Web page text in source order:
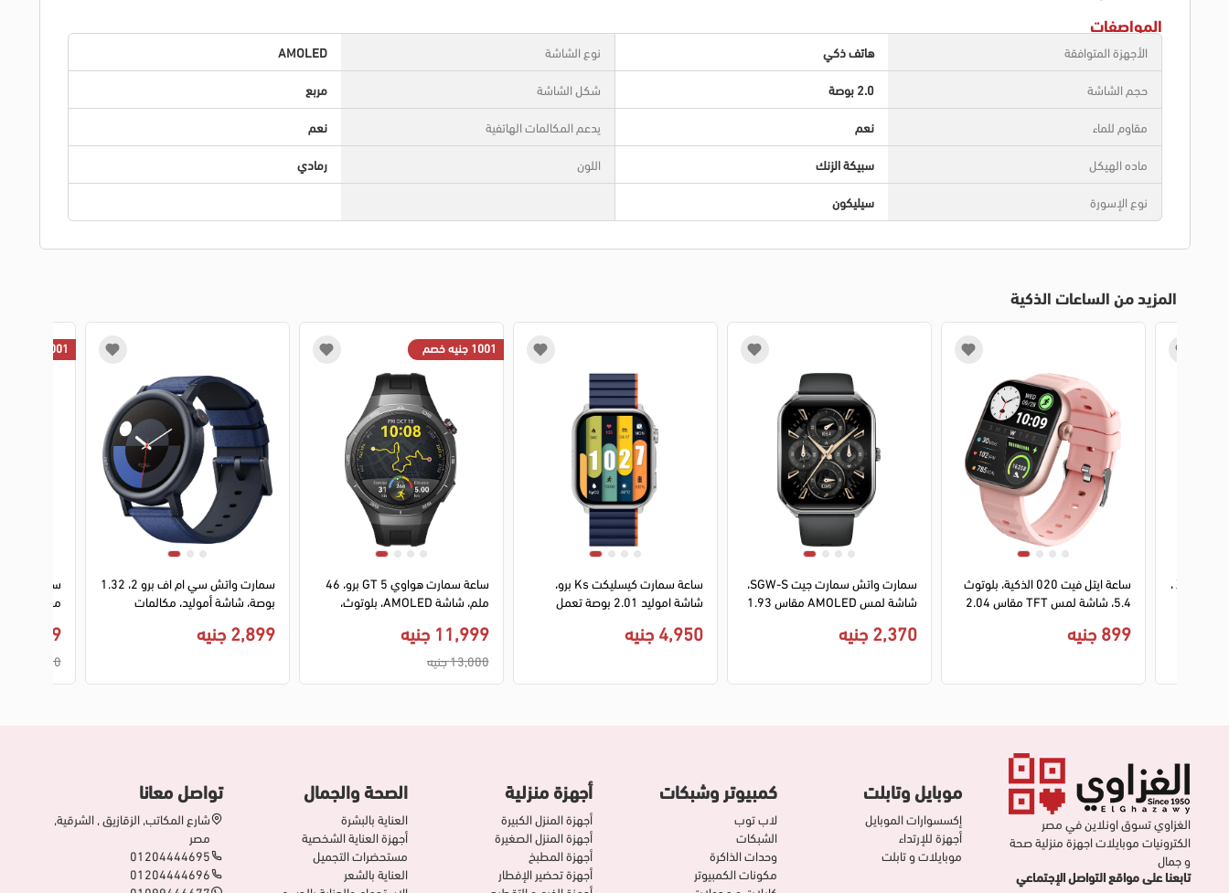
المواصفات
الأجهزة المتوافقة هاتف ذكي نوع الشاشة
AMOLED
حجم الشاشة
2.0 بوصة شكل الشاشة
مربع
مقاوم للماء
نعم يدعم المكالمات الهاتفية
نعم
ماده الهيكل
سبيكة الزنك اللون
رمادي
نوع الإسورة
سيليكون
المزيد من الساعات الذكية
1001 جنيه خصم
JNA-B29
19,999 جنيه
21,000 جنيه
سمارت واتش سي ام اف برو 2، 1.32
بوصة، شاشة أموليد، مكالمات
2,899 جنيه
1001 جنيه خصم
ساعة سمارت هواوي GT 5 برو، 46
ملم، شاشة AMOLED، بلوتوث،
الفلوري، أسود، VLI-B29
11,999 جنيه
13,000 جنيه
ساعة سمارت كيسليكت Ks برو،
شاشة اموليد 2.01 بوصة تعمل
بلوتوث، ازرق×فضي
4,950 جنيه
سمارت واتش سمارت جيت SGW-S،
شاشة لمس AMOLED مقاس 1.93
2,370 جنيه
ساعة ايتل فيت 020 الذكية، بلوتوث
5.4، شاشة لمس TFT مقاس 2.04
بطارية 220 مللي أمبير، لون ذهبي
899 جنيه
ساعة انفينيكس الذكية XWatch N4 ،
1 2 1 2 1 2 1 2 1 2
الغزاوي تسوق اونلاين في مصر
الكترونيات موبايلات اجهزة منزلية صحة
و جمال
تابعنا على مواقع التواصل الإجتماعي
موبايل وتابلت
إكسسوارات الموبايل
أجهزة للإرتداء
موبايلات و تابلت
كمبيوتر وشبكات
لاب توب
الشبكات
وحدات الذاكرة
مكونات الكمبيوتر
أجهزة منزلية
أجهزة المنزل الكبيرة
أجهزة المنزل الصغيرة
أجهزة المطبخ
أجهزة تحضير الإفطار
الصحة والجمال
العناية بالبشرة
أجهزة العناية الشخصية
مستحضرات التجميل
العناية بالشعر
تواصل معانا
شارع المكاتب, الزقازيق , الشرقية,
مصر
01204444695
01204444696